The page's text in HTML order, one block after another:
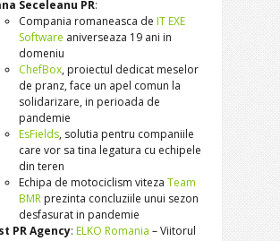
Seceleanu PR:
Compania romaneasca de IT EXE
Software aniverseaza 19 ani in
domeniu
ChefBox, proiectul dedicat meselor
de pranz, face un apel comun la
solidarizare, in perioada de
pandemie
EsFields, solutia pentru companiile
care vor sa tina legatura cu echipele
din teren
Echipa de motociclism viteza Team
BMR prezinta concluziile unui sezon
desfasurat in pandemie
PR Agency: ELKO Romania – Viitorul